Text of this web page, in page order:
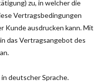
zu, in welcher die
Vertragsbedingungen
Kunde ausdrucken kann. Mit
das Vertragsangebot des
deutscher Sprache.